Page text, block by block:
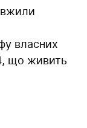
власних
що живить